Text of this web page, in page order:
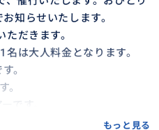
知らせいたします。
だきます。
は大人料金となります。
。
。
もっと見る